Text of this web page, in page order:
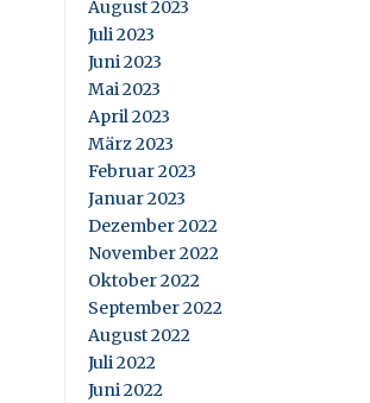
August 2023
Juli 2023
Juni 2023
Mai 2023
April 2023
März 2023
Februar 2023
Januar 2023
Dezember 2022
November 2022
Oktober 2022
September 2022
August 2022
Juli 2022
Juni 2022